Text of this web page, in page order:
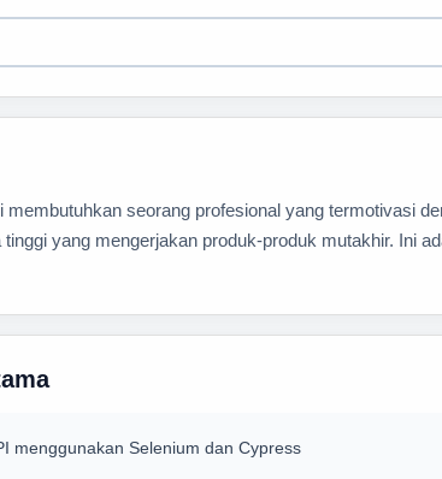
seorang profesional yang termotivasi
yang mengerjakan produk-produk mutakhir. Ini
menggunakan Selenium dan Cypress